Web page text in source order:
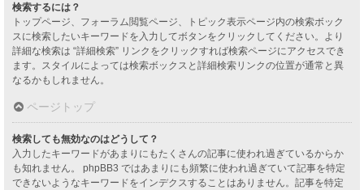
検索するには？
トップページ、フォーラム閲覧ページ、トピック表示ページ内の検索ボック
スに検索したいキーワードを入力してボタンをクリックしてください。より
詳細な検索は “詳細検索” リンクをクリックすれば検索ページにアクセスでき
ます。スタイルによっては検索ボックスと詳細検索リンクの位置が通常と異
なるかもしれません。
ページトップ
検索しても無効なのはどうして？
入力したキーワードがあまりにもたくさんの記事に使われ過ぎているからか
も知れません。 phpBB3 ではあまりにも頻繁に使われ過ぎていて記事を特定
できないようなキーワードをインデクスすることはありません。記事を特定